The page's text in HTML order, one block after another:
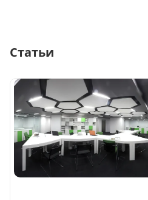
Статьи